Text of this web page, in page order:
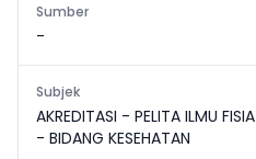
Sumber
-
Subjek
AKREDITASI - PELITA ILMU
- BIDANG KESEHATAN